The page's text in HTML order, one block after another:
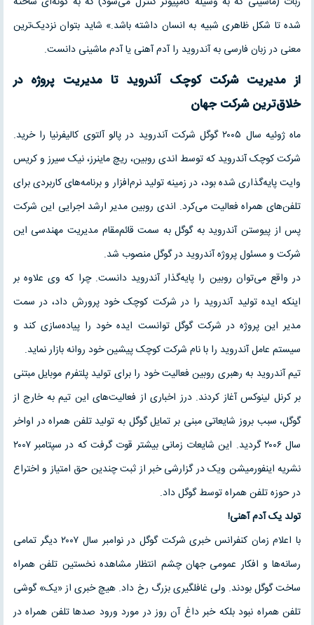
شده تا شکل ظاهری شبیه به انسان داشته باشد.» شاید بتوان نزدیک‌ترین
معنی در زبان فارسی به آندروید را آدم آهنی یا آدم ماشینی دانست.
از مدیریت شرکت کوچک آندروید تا مدیریت پروژه در
خلاق‌ترین شرکت جهان
ماه ژوئیه سال ۲۰۰۵ گوگل شرکت آندروید در پالو آلتوی کالیفرنیا را خرید.
شرکت کوچک آندروید که توسط اندی روبین، ریچ ماینرز، نیک سیرز و کریس
وایت پایه‌گذاری شده بود، در زمینه تولید نرم‌افزار و برنامه‌های کاربردی برای
تلفن‌های همراه فعالیت می‌کرد. اندی روبین مدیر ارشد اجرایی این شرکت
پس از پیوستن آندروید به گوگل به سمت قائم‌مقام مدیریت مهندسی این
شرکت و مسئول پروژه آندروید در گوگل منصوب شد.
در واقع می‌توان روبین را پایه‌گذار آندروید دانست. چرا که وی علاوه بر
اینکه ایده تولید آندروید را در شرکت کوچک خود پرورش داد، در سمت
مدیر این پروژه در شرکت گوگل توانست ایده خود را پیاده‌سازی کند و
سیستم عامل آندروید را با نام شرکت کوچک پیشین خود روانه بازار نماید.
تیم آندروید به رهبری روبین فعالیت خود را برای تولید پلتفرم موبایل مبتنی
بر کرنل لینوکس آغاز کردند. درز اخباری از فعالیت‌های این تیم به خارج از
گوگل، سبب بروز شایعاتی مبنی بر تمایل گوگل به تولید تلفن همراه در اواخر
سال ۲۰۰۶ گردید. این شایعات زمانی بیشتر قوت گرفت که در سپتامبر ۲۰۰۷
نشریه اینفورمیشن ویک در گزارشی خبر از ثبت چندین حق امتیاز و اختراع
در حوزه تلفن همراه توسط گوگل داد.
تولد یک آدم آهنی!
با اعلام زمان کنفرانس خبری شرکت گوگل در نوامبر سال ۲۰۰۷ دیگر تمامی
رسانه‌ها و افکار عمومی جهان چشم انتظار مشاهده نخستین تلفن همراه
ساخت گوگل بودند. ولی غافلگیری بزرگ رخ داد. هیچ خبری از «یک» گوشی
تلفن همراه نبود بلکه خبر داغ آن روز در مورد ورود صدها تلفن همراه در